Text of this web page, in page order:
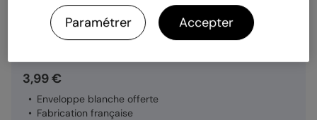
Quantité 1 carte
3,99 €
Enveloppe blanche offerte
Fabrication française
Paramétrer Accepter